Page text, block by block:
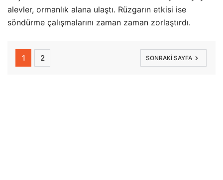
alevler, ormanlık alana ulaştı. Rüzgarın etkisi ise
söndürme çalışmalarını zaman zaman zorlaştırdı.
1 2 SONRAKI SAYFA